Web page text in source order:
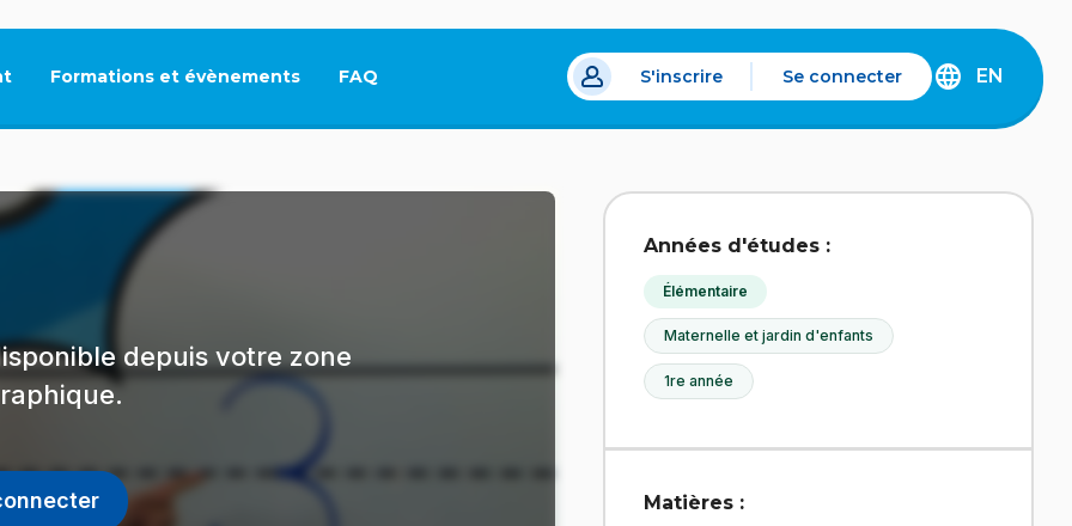
Formations et évènements FAQ
Ce lien s'ouvrira dans un nouvel onglet.
S'inscrire Se connecter
DISCOVER
EN
depuis votre zone
Années d'études :
Élémentaire
Maternelle et jardin d'enfants
1re année
Matières :